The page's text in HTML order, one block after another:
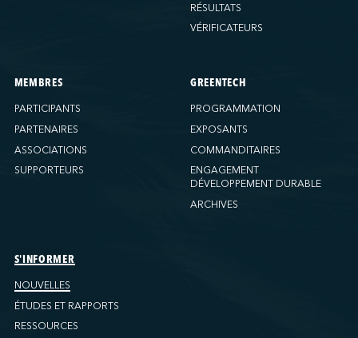
RÉSULTATS
VÉRIFICATEURS
MEMBRES
PARTICIPANTS
PARTENAIRES
ASSOCIATIONS
SUPPORTEURS
GREENTECH
PROGRAMMATION
EXPOSANTS
COMMANDITAIRES
ENGAGEMENT
DÉVELOPPEMENT DURABLE
ARCHIVES
S'INFORMER
NOUVELLES
ÉTUDES ET RAPPORTS
RESSOURCES